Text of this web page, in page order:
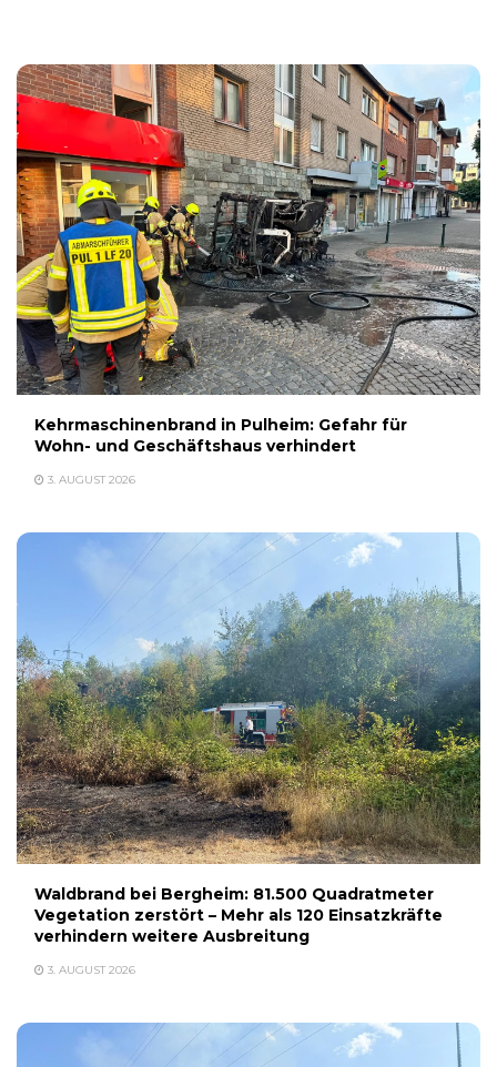
Kehrmaschinenbrand in Pulheim: Gefahr für
Wohn- und Geschäftshaus verhindert
3. AUGUST 2026
Waldbrand bei Bergheim: 81.500 Quadratmeter
Vegetation zerstört – Mehr als 120 Einsatzkräfte
verhindern weitere Ausbreitung
3. AUGUST 2026